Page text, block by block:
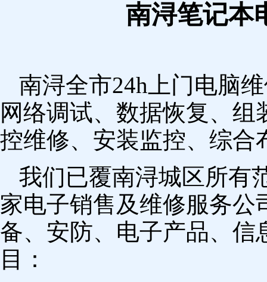
南浔笔记本
南浔全市24h上门电脑
网络调试、数据恢复、
控维修、安装监控、综合
我们已覆南浔城区所有
家电子销售及维修服务公
备、安防、电子产品、信
目：